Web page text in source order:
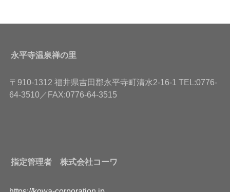
永平寺温泉禅の里
〒910-1312 福井県吉田郡永平寺町清水2-16-1 TEL:0776-
64-3510／FAX:0776-64-3515
指定管理者 株式会社コーワ